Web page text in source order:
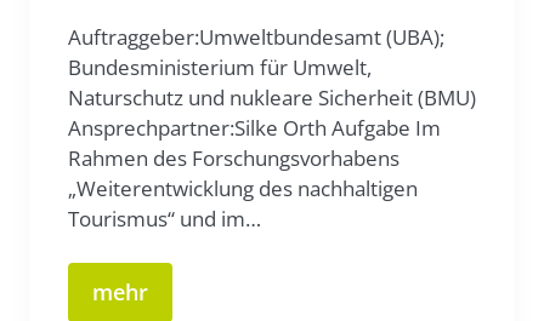
Auftraggeber:Umweltbundesamt (UBA);
Bundesministerium für Umwelt,
Naturschutz und nukleare Sicherheit (BMU)
Ansprechpartner:Silke Orth Aufgabe Im
Rahmen des Forschungsvorhabens
„Weiterentwicklung des nachhaltigen
Tourismus“ und im…
mehr